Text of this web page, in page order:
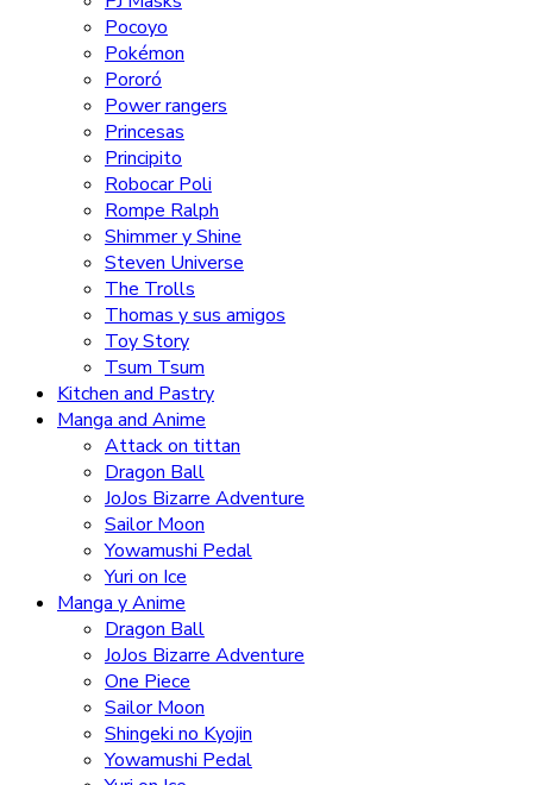
Pocoyo
Pokémon
Pororó
Power rangers
Princesas
Principito
Robocar Poli
Rompe Ralph
Shimmer y Shine
Steven Universe
The Trolls
Thomas y sus amigos
Toy Story
Tsum Tsum
Kitchen and Pastry
Manga and Anime
Attack on tittan
Dragon Ball
JoJos Bizarre Adventure
Sailor Moon
Yowamushi Pedal
Yuri on Ice
Manga y Anime
Dragon Ball
JoJos Bizarre Adventure
One Piece
Sailor Moon
Shingeki no Kyojin
Yowamushi Pedal